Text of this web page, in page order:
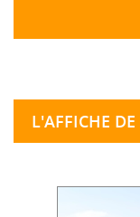
L'AFFICHE